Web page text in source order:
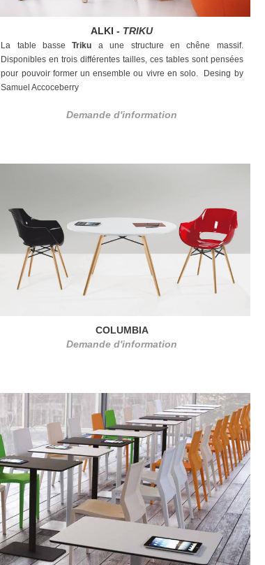
ALKI - TRIKU
La table basseTriku a une structure en chêne massif.
Disponibles en trois différentes tailles, ces tables sont pensées
pour pouvoir former un ensemble ou vivre en solo.
Desing by
Samuel Accoceberry
Demande d'information
COLUMBIA
Demande d'information